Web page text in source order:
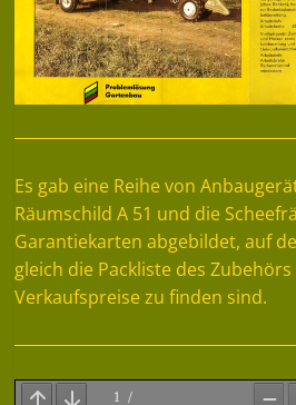
Es gab eine Reihe von
Räumschild A 51 und die
Garantiekarten abgebildet, auf
gleich die Packliste des
Verkaufspreise zu finden sind.